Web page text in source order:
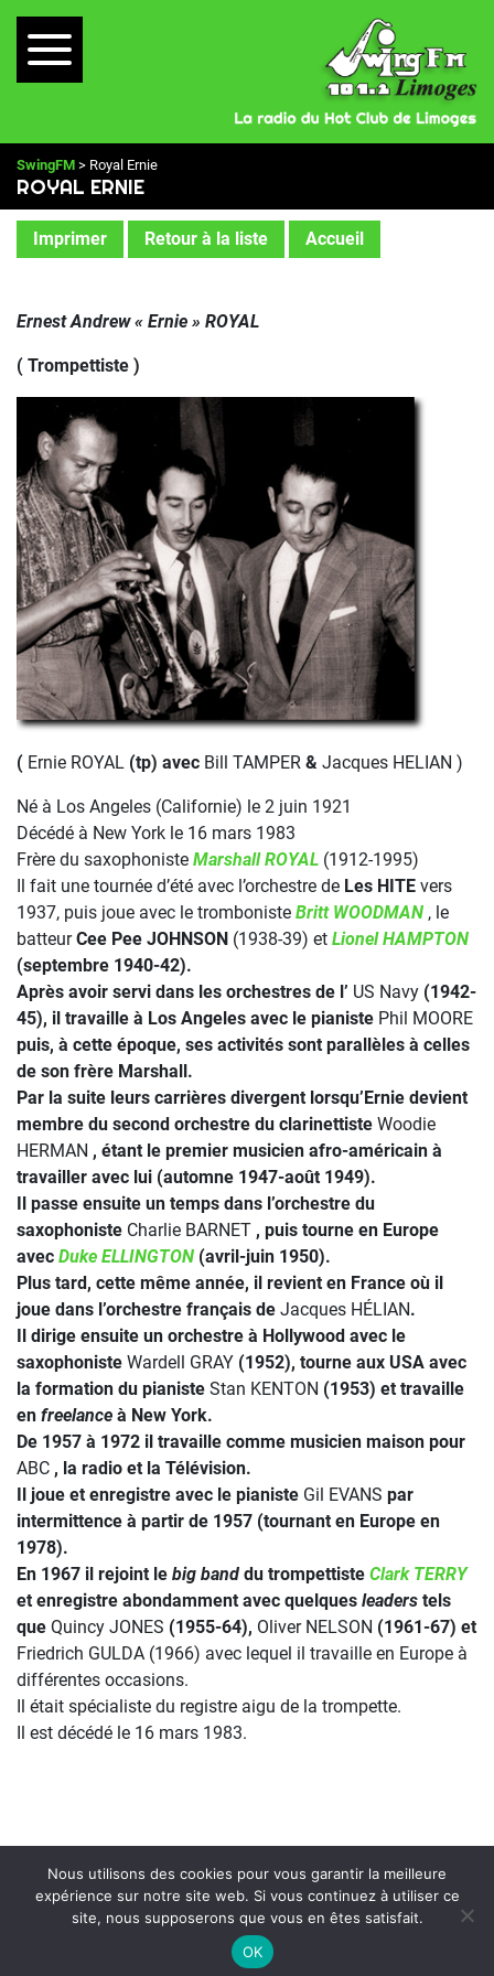
SwingFM > Royal Ernie
ROYAL ERNIE
Imprimer Retour à la liste Accueil
Ernest Andrew « Ernie » ROYAL
( Trompettiste )
( Ernie ROYAL (tp) avec Bill TAMPER & Jacques HELIAN )
Né à Los Angeles (Californie) le 2 juin 1921
Décédé à New York le 16 mars 1983
Frère du saxophoniste Marshall ROYAL (1912-1995)
Il fait une tournée d’été avec l’orchestre de Les HITE vers
1937, puis joue avec le tromboniste Britt WOODMAN , le
batteurCee Pee JOHNSON (1938-39) et Lionel HAMPTON
(septembre 1940-42).
Après avoir servi dans les orchestres de l’ US Navy (1942-
45), il travaille à Los Angeles avec le pianiste Phil MOORE
puis, à cette époque, ses activités sont parallèles à celles
de son frère Marshall.
Par la suite leurs carrières divergent lorsqu’Ernie devient
membre du second orchestre du clarinettiste Woodie
HERMAN , étant le premier musicien afro-américain à
travailler avec lui (automne 1947-août 1949).
Il passe ensuite un temps dans l’orchestre du
saxophoniste Charlie BARNET , puis tourne en Europe
avec Duke ELLINGTON (avril-juin 1950).
Plus tard, cette même année, il revient en France où il
joue dans l’orchestre français de Jacques HÉLIAN.
Il dirige ensuite un orchestre à Hollywood avec le
saxophoniste Wardell GRAY (1952), tourne aux USA avec
la formation du pianiste Stan KENTON (1953) et travaille
en freelance à New York.
De 1957 à 1972 il travaille comme musicien maison pour
ABC , la radio et la Télévision.
Il joue et enregistre avec le pianiste Gil EVANS par
intermittence à partir de 1957 (tournant en Europe en
1978).
En 1967 il rejoint le big band du trompettiste Clark TERRY
et enregistre abondamment avec quelques leaders tels
que Quincy JONES (1955-64), Oliver NELSON (1961-67) et
Friedrich GULDA (1966) avec lequel il travaille en Europe à
différentes occasions.
Il était spécialiste du registre aigu de la trompette.
Il est décédé le 16 mars 1983.
On Air : PAUL WILLIAMS
The Hucklebuck
Nous utilisons des cookies pour vous garantir la meilleure
expérience sur notre site web. Si vous continuez à utiliser ce
site, nous supposerons que vous en êtes satisfait.
OK